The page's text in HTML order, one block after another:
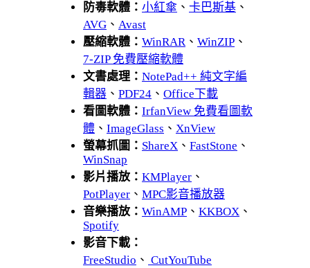
防毒軟體： 小紅傘 、 卡巴斯基 、
AVG 、 Avast
壓縮軟體： WinRAR、 WinZIP 、
7-ZIP 免費壓縮軟體
文書處理： NotePad++ 純文字編
輯器 、 PDF24 、 Office下載
看圖軟體： IrfanView 免費看圖軟
體 、 ImageGlass 、 XnView
螢幕抓圖： ShareX 、 FastStone 、
WinSnap
影片播放： KMPlayer 、
PotPlayer 、 MPC影音播放器
音樂播放： WinAMP 、 KKBOX 、
Spotify
影音下載：
FreeStudio 、 CutYouTube